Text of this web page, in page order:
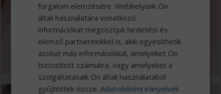
Iveco, Wielton, Tatra, Mercedes-Benz gyári alkatrészek, Eni
kenőanyagok és professzionális munkaruházatok kereskedelme.
MEGNÉZEM
forgalom elemzésére. Webhelyünk Ön
általi használatára vonatkozó
információkat megosztjuk hirdetési és
elemző partnereinkkel is, akik egyesíthetik
azokat más információkkal, amelyeket Ön
biztosított számukra, vagy amelyeket a
szolgáltatásaik Ön általi használatából
gyűjtöttek össze. Adatvédelmi irányelvek